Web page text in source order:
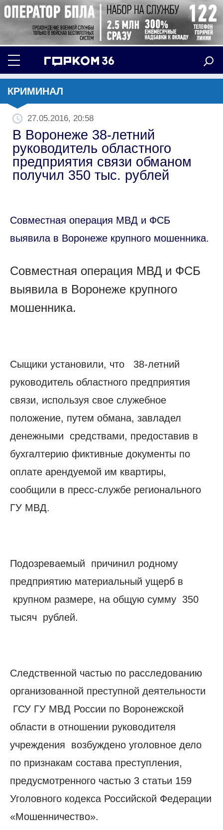
КРИМИНАЛ
27.05.2016, 20:58
В Воронеже 38-летний
руководитель областного
предприятия связи обманом
получил 350 тыс. рублей
Совместная операция МВД и ФСБ
выявила в Воронеже крупного мошенника.
Совместная операция МВД и ФСБ
выявила в Воронеже крупного
мошенника.
Сыщики установили, что 38-летний
руководитель областного предприятия
связи, используя свое служебное
положение, путем обмана, завладел
денежными средствами, предоставив в
бухгалтерию фиктивные документы по
оплате арендуемой им квартиры,
сообщили в пресс-службе регионального
ГУ МВД.
Подозреваемый причинил родному
предприятию материальный ущерб в
крупном размере, на общую сумму 350
тысяч рублей.
Следственной частью по расследованию
организованной преступной деятельности
ГСУ ГУ МВД России по Воронежской
области в отношении руководителя
учреждения возбуждено уголовное дело
по признакам состава преступления,
предусмотренного частью 3 статьи 159
Уголовного кодекса Российской Федерации
«Мошенничество».